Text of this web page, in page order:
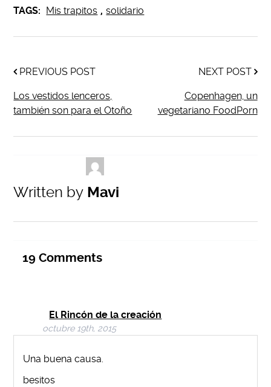
TAGS: Mis trapitos , solidario
PREVIOUS POST
Los vestidos lenceros,
también son para el Otoño
NEXT POST
Copenhagen, un
vegetariano FoodPorn
Written by Mavi
19 Comments
El Rincón de la creación
octubre 19th, 2015
Una buena causa.
besitos